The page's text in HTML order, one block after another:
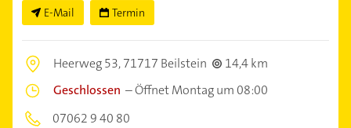
E-Mail Termin
Heerweg 53,71717 Beilstein
14,4 km
Geschlossen –Öffnet Montag um 08:00
07062 9 40 80